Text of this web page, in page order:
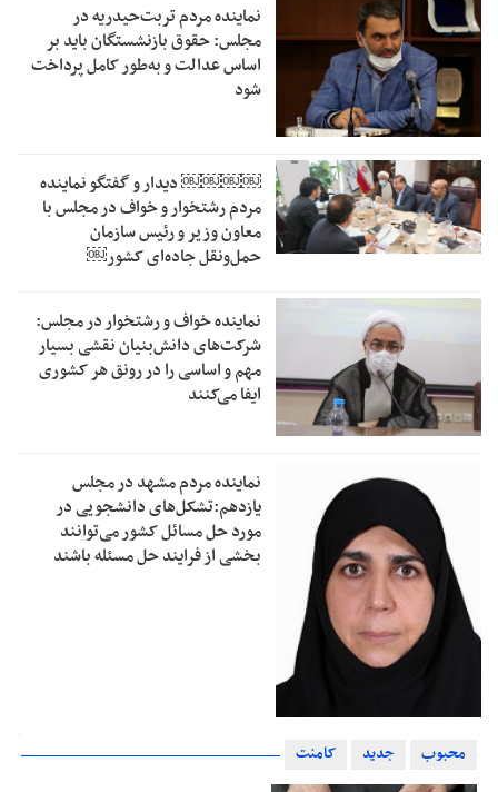
نماینده مردم تربت‌حیدریه در
مجلس: حقوق بازنشستگان باید بر
اساس عدالت و به‌طور کامل پرداخت
شود
￼￼￼￼‏ دیدار و گفتگو نماینده
مردم رشتخوار و خواف در مجلس با
معاون وزیر و رئیس سازمان
حمل‌ونقل جاده‌ای کشور￼
نماینده خواف و رشتخوار در مجلس:
شرکت‌های دانش‌بنیان نقشی بسیار
مهم و اساسی را در رونق هر کشوری
ایفا می‌کنند
نماینده مردم مشهد در مجلس
یازدهم:تشکل‌های دانشجویی در
مورد حل مسائل کشور می‌توانند
بخشی از فرایند حل مسئله باشند
محبوب جدید کامنت